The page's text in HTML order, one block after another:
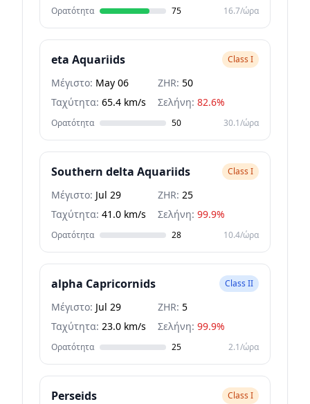
Ορατότητα 75 16.7/ώρα
eta Aquariids Class I
Μέγιστο: May 06 ZHR: 50
Ταχύτητα: 65.4 km/s Σελήνη: 82.6%
Ορατότητα 50 30.1/ώρα
Southern delta Aquariids Class I
Μέγιστο: Jul 29 ZHR: 25
Ταχύτητα: 41.0 km/s Σελήνη: 99.9%
Ορατότητα 28 10.4/ώρα
alpha Capricornids Class II
Μέγιστο: Jul 29 ZHR: 5
Ταχύτητα: 23.0 km/s Σελήνη: 99.9%
Ορατότητα 25 2.1/ώρα
Perseids Class I